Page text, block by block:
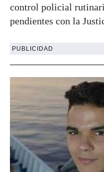
control policial
pendientes con la
PUBLICIDAD